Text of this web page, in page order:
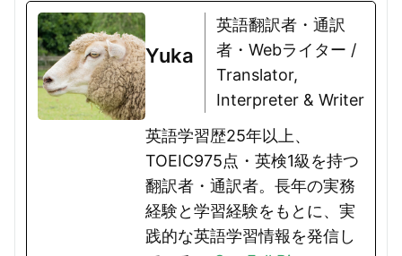
Yuka
英語翻訳者・通訳
者・Webライター /
Translator,
Interpreter & Writer
英語学習歴25年以上、
TOEIC975点・英検1級を持つ
翻訳者・通訳者。長年の実務
経験と学習経験をもとに、実
践的な英語学習情報を発信し